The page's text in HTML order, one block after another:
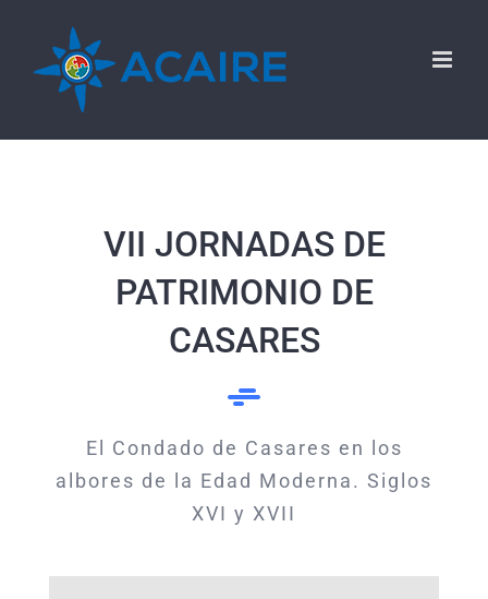
contenido
VII JORNADAS DE
PATRIMONIO DE
CASARES
El Condado de Casares en los
albores de la Edad Moderna. Siglos
XVI y XVII